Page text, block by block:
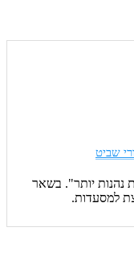
שביט
נהנות יותר". בשאר
למסעדות.